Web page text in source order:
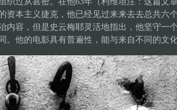
资本主义捷克，他已经见过来来去去总共六
内容，但是史云梅耶灵活地指出，他坚守一
。他的电影具有普遍性，能与来自不同的文